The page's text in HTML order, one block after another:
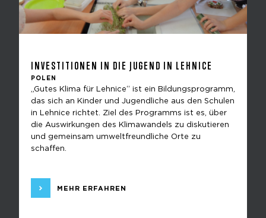
INVESTITIONEN IN DIE JUGEND IN LEHNICE
POLEN
„Gutes Klima für Lehnice“ ist ein Bildungsprogramm,
das sich an Kinder und Jugendliche aus den Schulen
in Lehnice richtet. Ziel des Programms ist es, über
die Auswirkungen des Klimawandels zu diskutieren
und gemeinsam umweltfreundliche Orte zu
schaffen.
MEHR ERFAHREN